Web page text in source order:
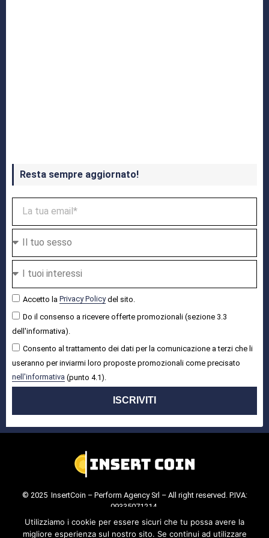
Resta sempre aggiornato!
Accetto la Privacy Policydel sito.
Do il consenso a ricevere offerte promozionali (sezione 3.3
dell'informativa).
Consento al trattamento dei dati per la comunicazione a terzi che li
useranno per inviarmi loro proposte promozionali come precisato
nell'informativa (punto 4.1).
ISCRIVITI
© 2025 InsertCoin – Perform Agency Srl – All right reserved. P.IVA:
09335071214.
Cookie Policy
Privacy Policy.
Utilizziamo i cookie per essere sicuri che tu possa avere la
migliore esperienza sul nostro sito. Se continui ad utilizzare